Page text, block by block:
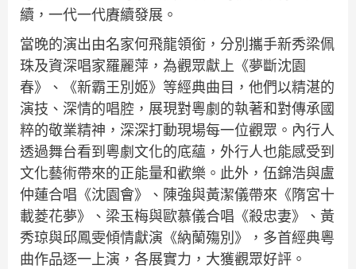
續，一代一代賡續發展。
當晚的演出由名家何飛龍領銜，分別攜手新秀梁佩
珠及資深唱家羅麗萍，為觀眾獻上《夢斷沈園
春》、《新霸王別姬》等經典曲目，他們以精湛的
演技、深情的唱腔，展現對粵劇的執著和對傳承國
粹的敬業精神，深深打動現場每一位觀眾。內行人
透過舞台看到粵劇文化的底蘊，外行人也能感受到
文化藝術帶來的正能量和歡樂。此外，伍錦浩與盧
仲蓮合唱《沈園會》、陳強與黃潔儀帶來《隋宮十
載菱花夢》、梁玉梅與歐慕儀合唱《殺忠妻》、黃
秀琼與邱鳳雯傾情獻演《納蘭殤別》，多首經典粵
曲作品逐一上演，各展實力，大獲觀眾好評。